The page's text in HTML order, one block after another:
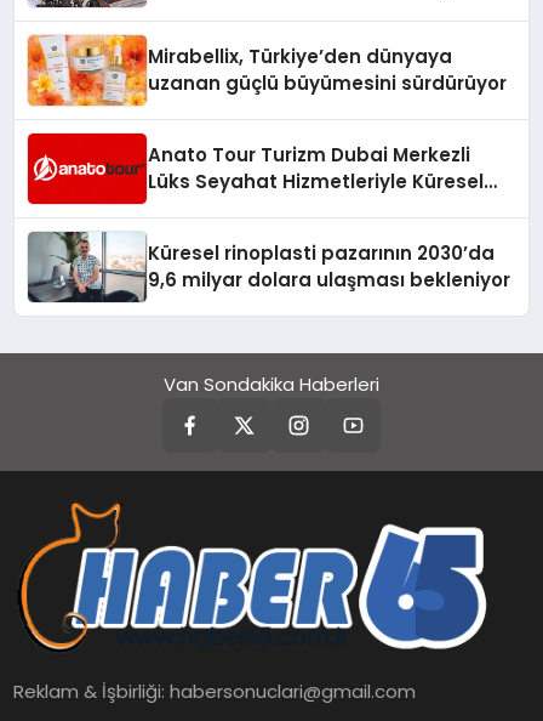
Mirabellix, Türkiye’den dünyaya
uzanan güçlü büyümesini sürdürüyor
Anato Tour Turizm Dubai Merkezli
Lüks Seyahat Hizmetleriyle Küresel
Küresel rinoplasti pazarının 2030’da
9,6 milyar dolara ulaşması bekleniyor
Van Sondakika Haberleri
Reklam & İşbirliği:habersonuclari@gmail.com